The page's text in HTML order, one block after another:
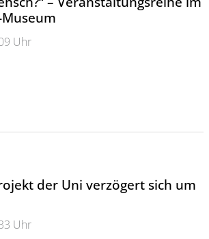
Uhr
– Veranstaltungsreihe im Von der
der Uni verzögert sich um
Uhr